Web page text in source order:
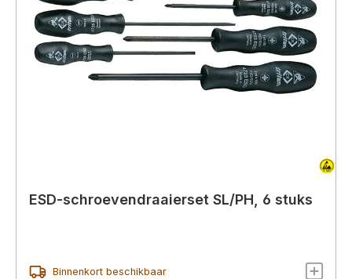
ESD-schroevendraaierset SL/PH, 6 stuks
Binnenkort beschikbaar